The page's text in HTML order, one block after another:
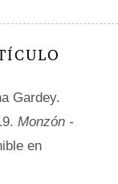
Gardey.
Monzón -
en